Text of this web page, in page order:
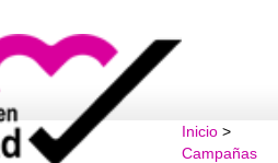
Inicio>
Campañas